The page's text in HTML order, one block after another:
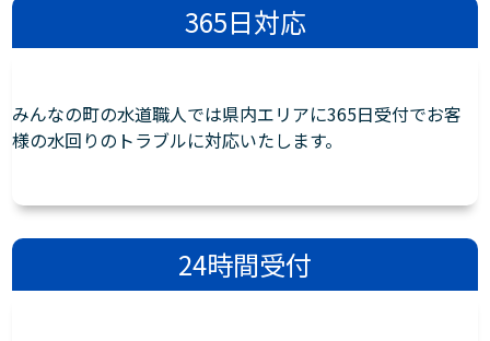
365日対応
みんなの町の水道職人では県内エリアに365日受付でお客
様の水回りのトラブルに対応いたします。
24時間受付